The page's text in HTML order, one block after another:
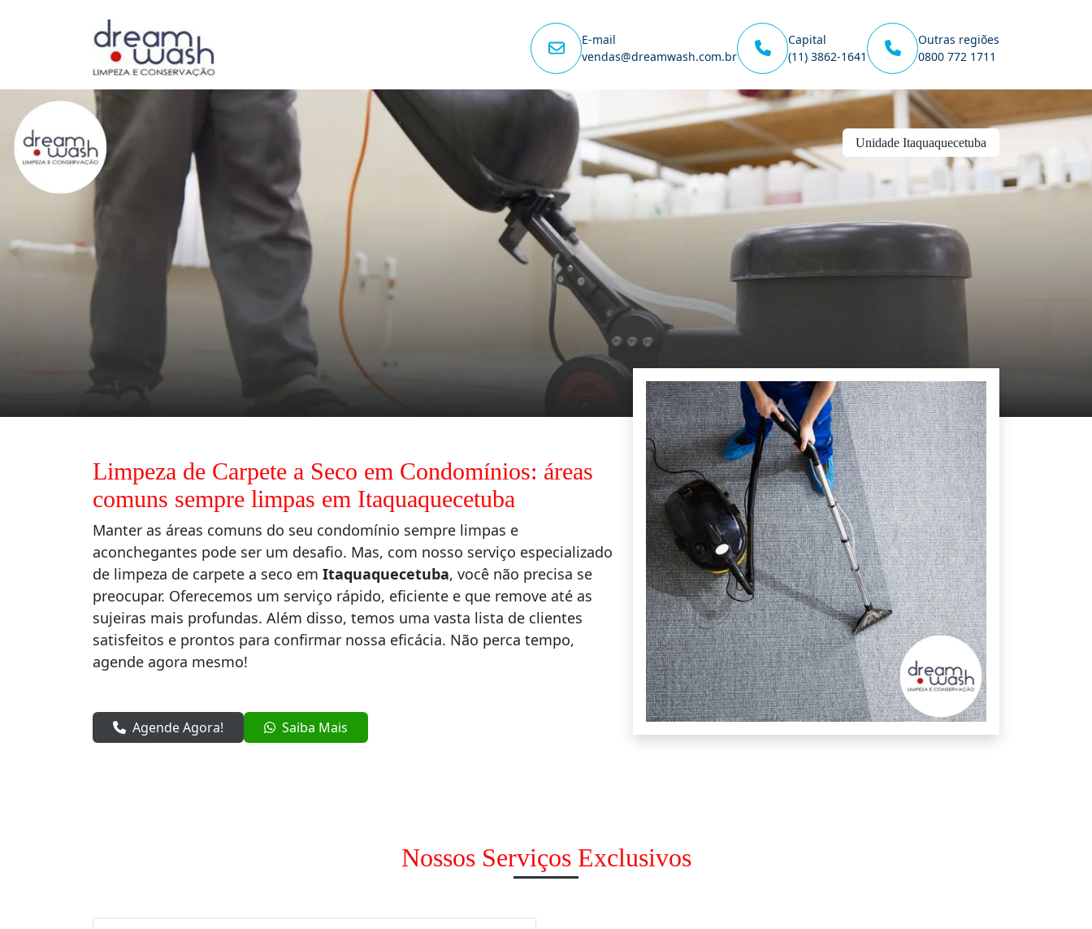
E-mail
vendas@dreamwash.com.br
Capital
(11) 3862-1641
Outras regiões
0800 772 1711
Unidade Itaquaquecetuba
Limpeza de Carpete a Seco em Condomínios: áreas
comuns sempre limpas em Itaquaquecetuba
Manter as áreas comuns do seu condomínio sempre limpas e
aconchegantes pode ser um desafio. Mas, com nosso serviço especializado
de limpeza de carpete a seco em Itaquaquecetuba, você não precisa se
preocupar. Oferecemos um serviço rápido, eficiente e que remove até as
sujeiras mais profundas. Além disso, temos uma vasta lista de clientes
satisfeitos e prontos para confirmar nossa eficácia. Não perca tempo,
agende agora mesmo!
Agende Agora! Saiba Mais
Nossos Serviços Exclusivos